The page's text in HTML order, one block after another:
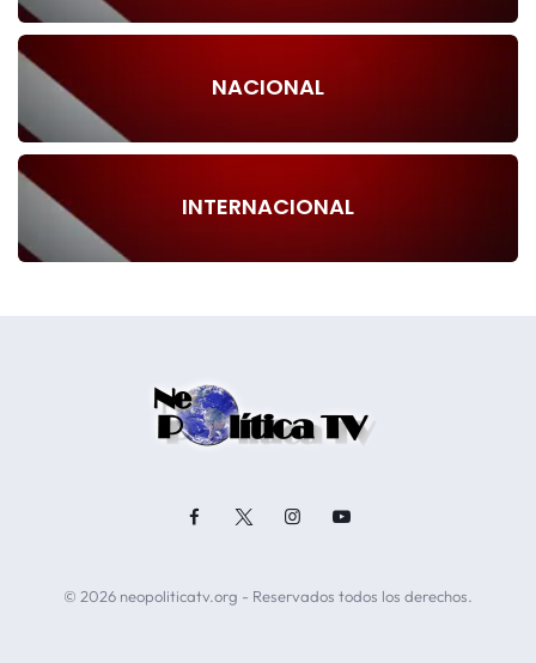
NACIONAL
INTERNACIONAL
© 2026 neopoliticatv.org - Reservados todos los derechos.